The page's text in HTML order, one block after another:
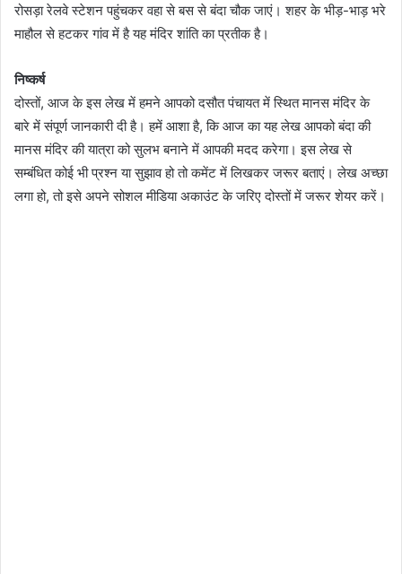
रोसड़ा रेलवे स्टेशन पहुंचकर वहा से बस से बंदा चौक जाएं। शहर के भीड़-भाड़ भरे
माहौल से हटकर गांव में है यह मंदिर शांति का प्रतीक है।
निष्कर्ष
दोस्तों, आज के इस लेख में हमने आपको दसौत पंचायत में स्थित मानस मंदिर के
बारे में संपूर्ण जानकारी दी है। हमें आशा है, कि आज का यह लेख आपको बंदा की
मानस मंदिर की यात्रा को सुलभ बनाने में आपकी मदद करेगा। इस लेख से
सम्बंधित कोई भी प्रश्न या सुझाव हो तो कमेंट में लिखकर जरूर बताएं। लेख अच्छा
लगा हो, तो इसे अपने सोशल मीडिया अकाउंट के जरिए दोस्तों में जरूर शेयर करें।